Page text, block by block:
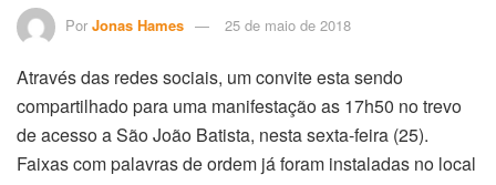
Por Jonas Hames 25 de maio de 2018
Através das redes sociais, um convite esta sendo
compartilhado para uma manifestação as 17h50 no trevo
de acesso a São João Batista, nesta sexta-feira (25).
Faixas com palavras de ordem já foram instaladas no local